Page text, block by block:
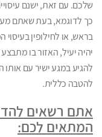
שלכם. עם זאת, ישנם
כך לדוגמא, בעת שאתם
בראש, או לחילופין
יהיה יעיל, האזור בו
להגיע במגע ישיר עם אותו
להטבה כללית.
אתם רשאים
המתאים לכם: